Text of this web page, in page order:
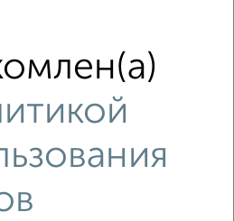
от Абрамова и Соколова